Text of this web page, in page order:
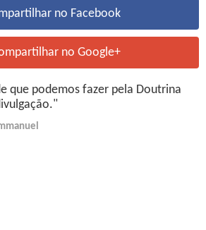
no Facebook
no Google+
que podemos fazer pela Doutrina